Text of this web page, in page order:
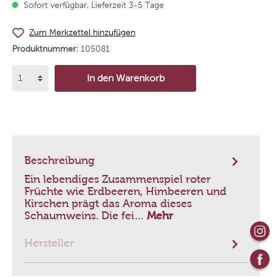
Sofort verfügbar, Lieferzeit 3-5 Tage
Zum Merkzettel hinzufügen
Produktnummer: 105081
In den Warenkorb
Beschreibung
Ein lebendiges Zusammenspiel roter
Früchte wie Erdbeeren, Himbeeren und
Kirschen prägt das Aroma dieses
Schaumweins. Die fei… Mehr
Hersteller